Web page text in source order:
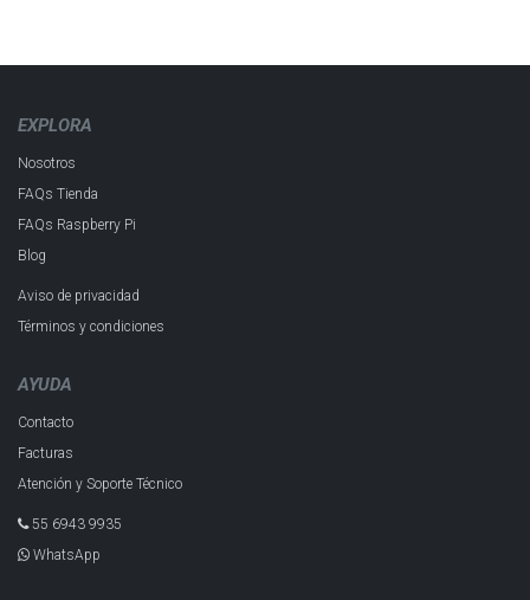
EXPLORA
Nosotros
FAQs Tienda
FAQs Raspberry Pi
Blog
Aviso de privacidad
Términos y condiciones
AYUDA
Contacto
Facturas
Atención y Soporte Técnico
55 6943 993​5
WhatsApp